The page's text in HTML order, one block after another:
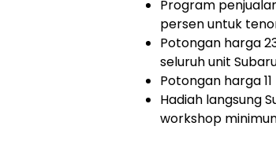
Program
persen untuk
Potongan harga
seluruh unit
Potongan harga
Hadiah langsung
workshop